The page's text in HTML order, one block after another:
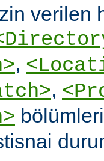
verilen
,
,